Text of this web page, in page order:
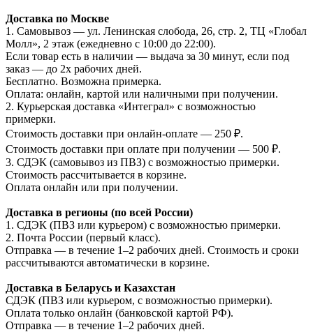
Доставка по Москве
1. Самовывоз — ул. Ленинская слобода, 26, стр. 2, ТЦ «Глобал
Молл», 2 этаж (ежедневно с 10:00 до 22:00).
Если товар есть в наличии — выдача за 30 минут, если под
заказ — до 2х рабочих дней.
Бесплатно. Возможна примерка.
Оплата: онлайн, картой или наличными при получении.
2. Курьерская доставка «Интеграл» с возможностью
примерки.
Стоимость доставки при онлайн-оплате — 250 ₽.
Стоимость доставки при оплате при получении — 500 ₽.
3. СДЭК (самовывоз из ПВЗ) с возможностью примерки.
Стоимость рассчитывается в корзине.
Оплата онлайн или при получении.
Доставка в регионы (по всей России)
1. СДЭК (ПВЗ или курьером) с возможностью примерки.
2. Почта России (первый класс).
Отправка — в течение 1–2 рабочих дней. Стоимость и сроки
рассчитываются автоматически в корзине.
Доставка в Беларусь и Казахстан
СДЭК (ПВЗ или курьером, с возможностью примерки).
Оплата только онлайн (банковской картой РФ).
Отправка — в течение 1–2 рабочих дней.